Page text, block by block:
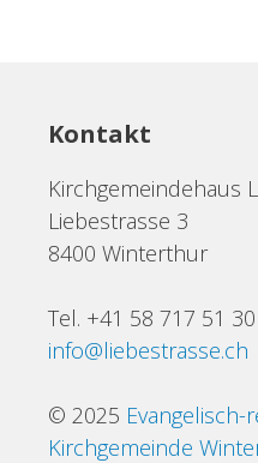
Kontakt
Kirchgemeindehaus
Liebestrasse 3
8400 Winterthur
Tel. +41 58 717 51 30
info@liebestrasse.ch
© 2025
Kirchgemeinde